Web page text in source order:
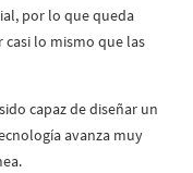
por lo que queda
lo mismo que las
capaz de diseñar un
avanza muy